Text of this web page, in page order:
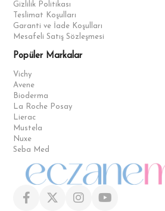
Gizlilik Politikası
Teslimat Koşulları
Garanti ve İade Koşulları
Mesafeli Satış Sözleşmesi
Popüler Markalar
Vichy
Avene
Bioderma
La Roche Posay
Lierac
Mustela
Nuxe
Seba Med